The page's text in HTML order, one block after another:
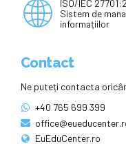
ISO/IEC
Sistem de
informațiilor
Contact
Ne puteți contacta
+40 765 699 399
EuEduCenter.ro